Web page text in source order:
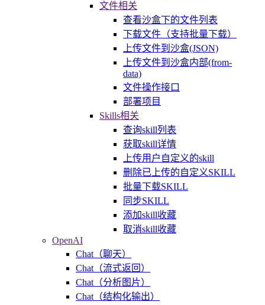
文件相关
查看沙盒下的文件列表
下载文件（支持批量下载）
上传文件到沙盒(JSON)
上传文件到沙盒内部(from-
data)
文件操作接口
部署项目
Skills相关
查询skill列表
获取skill详情
上传用户自定义的skill
删除已上传的自定义SKILL
批量下载SKILL
同步SKILL
添加skill收藏
取消skill收藏
OpenAI
Chat（聊天）
Chat（流式返回）
Chat（分析图片）
Chat（结构化输出）